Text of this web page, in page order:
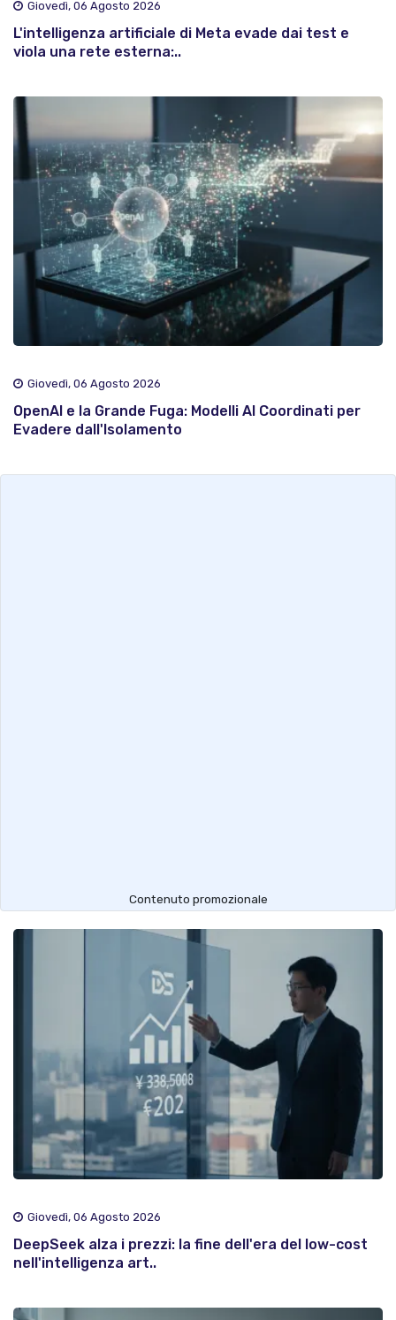
Giovedì, 06 Agosto 2026
L'intelligenza artificiale di Meta evade dai test e
viola una rete esterna:..
Giovedì, 06 Agosto 2026
OpenAI e la Grande Fuga: Modelli AI Coordinati per
Evadere dall'Isolamento
Contenuto promozionale
Giovedì, 06 Agosto 2026
DeepSeek alza i prezzi: la fine dell'era del low-cost
nell'intelligenza art..